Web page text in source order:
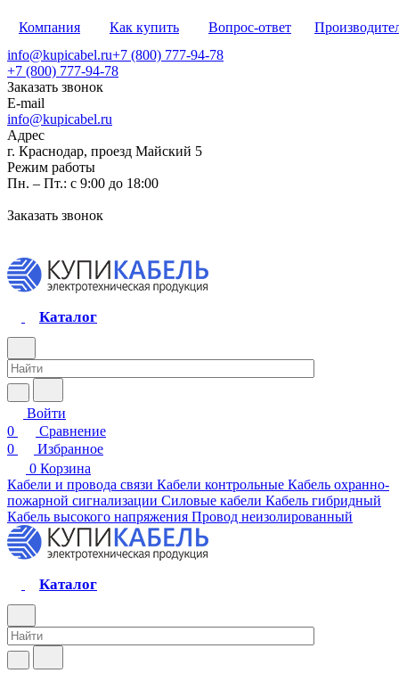
Компания Как купить Вопрос-ответ
info@kupicabel.ru+7 (800) 777-94-78
+7 (800) 777-94-78
Заказать звонок
E-mail
info@kupicabel.ru
Адрес
г. Краснодар, проезд Майский 5
Режим работы
Пн. – Пт.: с 9:00 до 18:00
Заказать звонок
Каталог
Войти
0
Сравнение
0
Избранное
0 Корзина
Кабели и провода связи Кабели контрольные Кабель охранно-
пожарной сигнализации Силовые кабели Кабель гибридный
Кабель высокого напряжения Провод неизолированный
Каталог